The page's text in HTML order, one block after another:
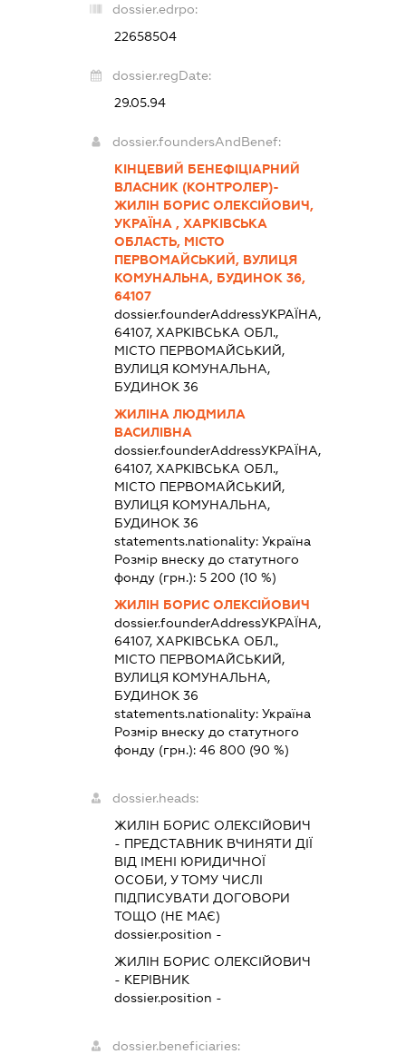
dossier.edrpo:
22658504
dossier.regDate:
29.05.94
dossier.foundersAndBenef:
КІНЦЕВИЙ БЕНЕФІЦІАРНИЙ
ВЛАСНИК (КОНТРОЛЕР)-
ЖИЛІН БОРИС ОЛЕКСІЙОВИЧ,
УКРАЇНА , ХАРКІВСЬКА
ОБЛАСТЬ, МІСТО
ПЕРВОМАЙСЬКИЙ, ВУЛИЦЯ
КОМУНАЛЬНА, БУДИНОК 36,
64107
dossier.founderAddressУКРАЇНА,
64107, ХАРКІВСЬКА ОБЛ.,
МІСТО ПЕРВОМАЙСЬКИЙ,
ВУЛИЦЯ КОМУНАЛЬНА,
БУДИНОК 36
ЖИЛІНА ЛЮДМИЛА
ВАСИЛІВНА
dossier.founderAddressУКРАЇНА,
64107, ХАРКІВСЬКА ОБЛ.,
МІСТО ПЕРВОМАЙСЬКИЙ,
ВУЛИЦЯ КОМУНАЛЬНА,
БУДИНОК 36
statements.nationality: Україна
Розмір внеску до статутного
фонду (грн.): 5 200 (10 %)
ЖИЛІН БОРИС ОЛЕКСІЙОВИЧ
dossier.founderAddressУКРАЇНА,
64107, ХАРКІВСЬКА ОБЛ.,
МІСТО ПЕРВОМАЙСЬКИЙ,
ВУЛИЦЯ КОМУНАЛЬНА,
БУДИНОК 36
statements.nationality: Україна
Розмір внеску до статутного
фонду (грн.): 46 800 (90 %)
dossier.heads:
ЖИЛІН БОРИС ОЛЕКСІЙОВИЧ
- ПРЕДСТАВНИК ВЧИНЯТИ ДІЇ
ВІД ІМЕНІ ЮРИДИЧНОЇ
ОСОБИ, У ТОМУ ЧИСЛІ
ПІДПИСУВАТИ ДОГОВОРИ
ТОЩО (НЕ МАЄ)
dossier.position -
ЖИЛІН БОРИС ОЛЕКСІЙОВИЧ
- КЕРІВНИК
dossier.position -
dossier.beneficiaries: